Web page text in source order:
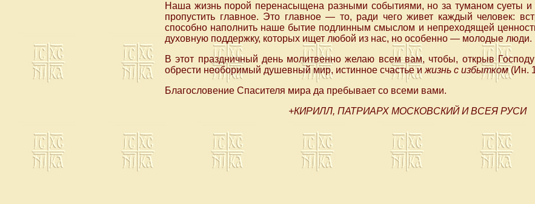
Наша жизнь порой перенасыщена разными событиями, но за туманом суеты
пропустить главное. Это главное — то, ради чего живет каждый человек:
способно наполнить наше бытие подлинным смыслом и непреходящей
духовную поддержку, которых ищет любой из нас, но особенно — молодые люди.
В этот праздничный день молитвенно желаю всем вам, чтобы, открыв
обрести необоримый душевный мир, истинное счастье и жизнь с избытком(Ин.
Благословение Спасителя мира да пребывает со всеми вами.
+КИРИЛЛ, ПАТРИАРХ МОСКОВСКИЙ И ВСЕЯ РУСИ